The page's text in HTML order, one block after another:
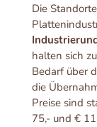
Die
halten sich
Bedarf über
die
Preise sind
75,- und €